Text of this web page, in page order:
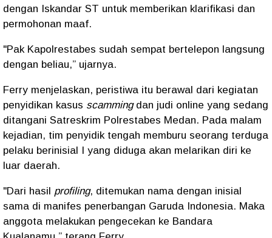
dengan Iskandar ST untuk memberikan klarifikasi dan
permohonan maaf.
"Pak Kapolrestabes sudah sempat bertelepon langsung
dengan beliau,” ujarnya.
Ferry menjelaskan, peristiwa itu berawal dari kegiatan
penyidikan kasus scammingdan judi online yang sedang
ditangani Satreskrim Polrestabes Medan. Pada malam
kejadian, tim penyidik tengah memburu seorang terduga
pelaku berinisial I yang diduga akan melarikan diri ke
luar daerah.
"Dari hasil profiling, ditemukan nama dengan inisial
sama di manifes penerbangan Garuda Indonesia. Maka
anggota melakukan pengecekan ke Bandara